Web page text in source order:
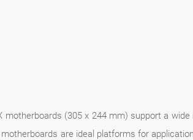
motherboards (305 x 244 mm) support a
are ideal platforms for